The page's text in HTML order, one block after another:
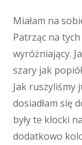
Miałam na
Patrząc na
wyróżniający.
szary jak
Jak ruszyliśmy
dosiadłam się
były te klocki
dodatkowo